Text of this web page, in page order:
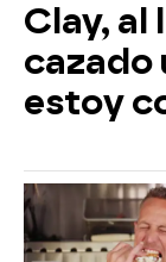
Clay, al
cazado
estoy